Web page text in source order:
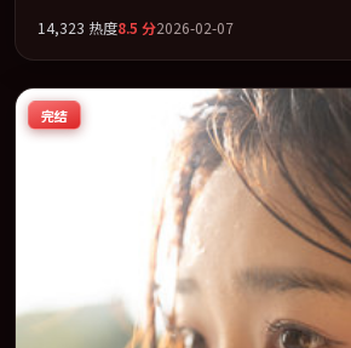
骨架，在叙事、表演与视听上力求统一。定于
线及主流平台同步亮相，2026 年度话题片中
情节与人物弧光的观众完整观看。
14,323 热度8.5 分2026-02-07
完结